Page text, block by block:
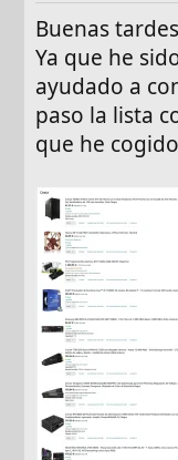
Buenas
Ya que he
ayudado a
paso la lista
que he